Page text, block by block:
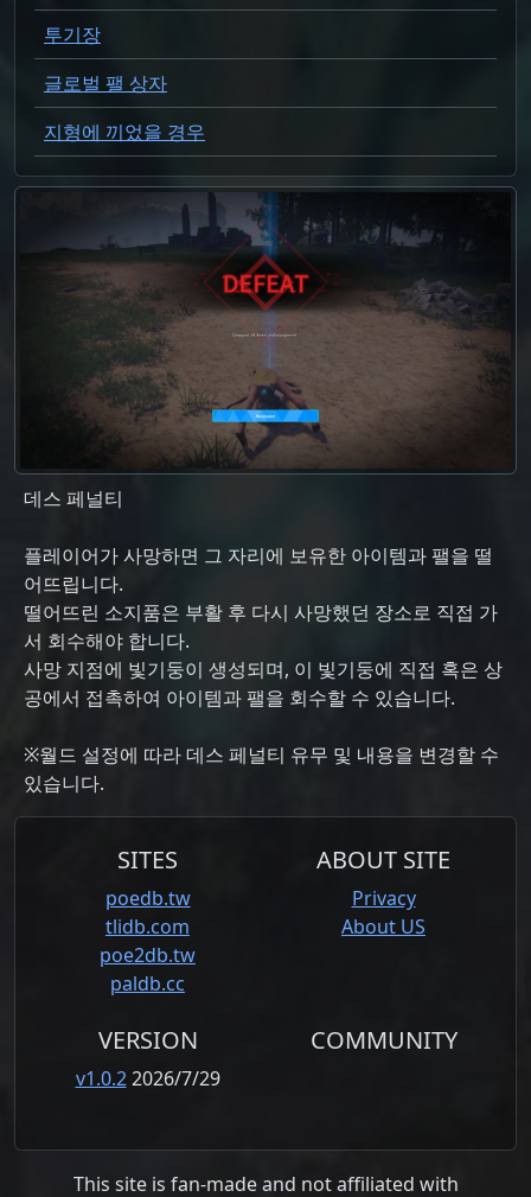
투기장
글로벌 팰 상자
지형에 끼었을 경우
데스 페널티
플레이어가 사망하면 그 자리에 보유한 아이템과 팰을 떨
어뜨립니다.
떨어뜨린 소지품은 부활 후 다시 사망했던 장소로 직접 가
서 회수해야 합니다.
사망 지점에 빛기둥이 생성되며, 이 빛기둥에 직접 혹은 상
공에서 접촉하여 아이템과 팰을 회수할 수 있습니다.
※월드 설정에 따라 데스 페널티 유무 및 내용을 변경할 수
있습니다.
SITES
poedb.tw
tlidb.com
poe2db.tw
paldb.cc
ABOUT SITE
Privacy
About US
VERSION
v1.0.22026/7/29
COMMUNITY
This site is fan-made and not affiliated with